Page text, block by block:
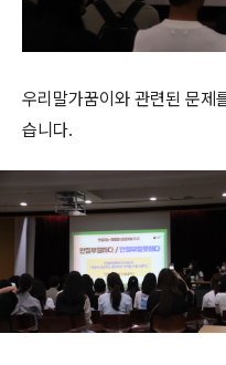
우리말가꿈이와 관련된 문제
습니다.